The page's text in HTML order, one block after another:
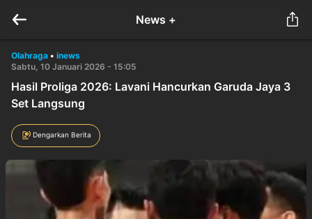
News +
Olahraga • inews
Sabtu, 10 Januari 2026 - 15:05
Hasil Proliga 2026: Lavani Hancurkan Garuda Jaya 3
Set Langsung
Dengarkan Berita